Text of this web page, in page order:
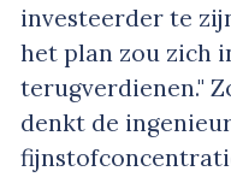
investeerder te
het plan zou zich
terugverdienen."
denkt de